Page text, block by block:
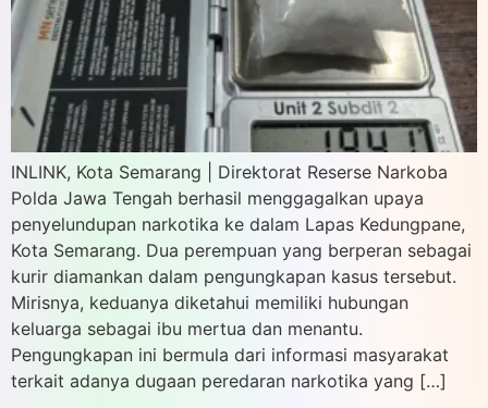
INLINK, Kota Semarang | Direktorat Reserse Narkoba
Polda Jawa Tengah berhasil menggagalkan upaya
penyelundupan narkotika ke dalam Lapas Kedungpane,
Kota Semarang. Dua perempuan yang berperan sebagai
kurir diamankan dalam pengungkapan kasus tersebut.
Mirisnya, keduanya diketahui memiliki hubungan
keluarga sebagai ibu mertua dan menantu.
Pengungkapan ini bermula dari informasi masyarakat
terkait adanya dugaan peredaran narkotika yang […]